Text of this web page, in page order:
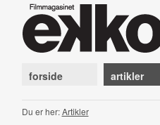
forside artikler
Du er her:Artikler